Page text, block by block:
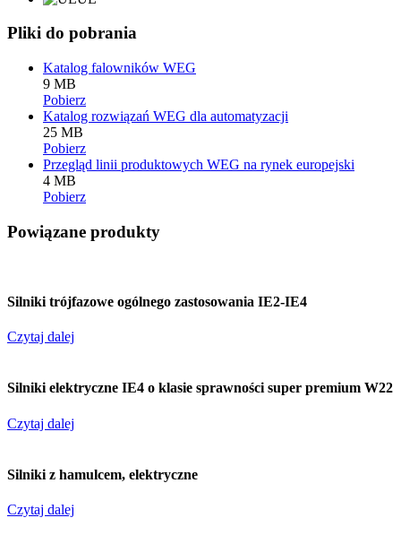
Pliki do pobrania
Katalog falowników WEG
9 MB
Pobierz
Katalog rozwiązań WEG dla automatyzacji
25 MB
Pobierz
Przegląd linii produktowych WEG na rynek europejski
4 MB
Pobierz
Powiązane produkty
Silniki trójfazowe ogólnego zastosowania IE2-IE4
Czytaj dalej
Silniki elektryczne IE4 o klasie sprawności super premium W22
Czytaj dalej
Silniki z hamulcem, elektryczne
Czytaj dalej